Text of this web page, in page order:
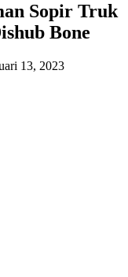
Sopir Truk
Bone
13, 2023